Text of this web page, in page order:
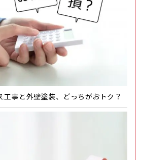
工事と外壁塗装、どっちがおトク？